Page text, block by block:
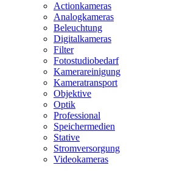
Actionkameras
Analogkameras
Beleuchtung
Digitalkameras
Filter
Fotostudiobedarf
Kamerareinigung
Kameratransport
Objektive
Optik
Professional
Speichermedien
Stative
Stromversorgung
Videokameras